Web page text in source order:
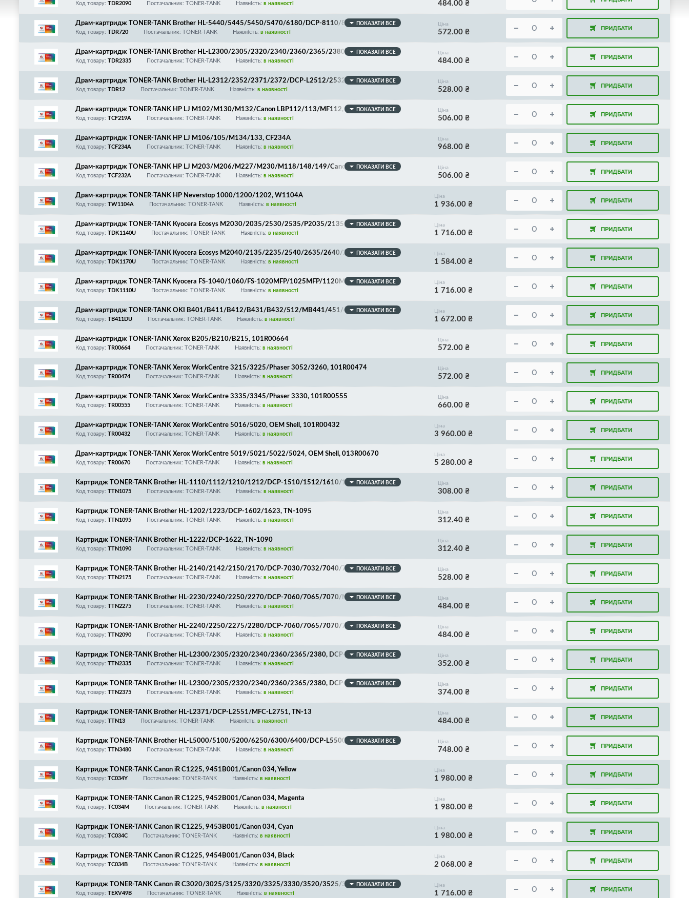
7070, MFC-7290/7360/7362/7460/7470/7860/FAX-2845/2890/2940/2990, DR-2090/2200/2275, Pr
Код товару: TDR2090 Постачальник: TONER-TANK Наявність: в наявності 484.00 ₴
Драм-картридж TONER-TANK Brother HL-5440/5445/5450/5470/6180/DCP-8110/8150/8155/8250/
MFC-8515/8520/8710/8910/8950, DR-3300/3350/3380, Premium Quality!
ПОКАЗАТИ ВСЕ
Код товару: TDR720 Постачальник: TONER-TANK Наявність: в наявності
Ціна
572.00 ₴ ПРИДБАТИ
Драм-картридж TONER-TANK Brother HL-L2300/2305/2320/2340/2360/2365/2380/DCP-L2500/252
0/2540/2560/MFC-L2700/2705/2707/2720/2740, DR-2300/DR-2335
ПОКАЗАТИ ВСЕ
Код товару: TDR2335 Постачальник: TONER-TANK Наявність: в наявності
Ціна
484.00 ₴ ПРИДБАТИ
Драм-картридж TONER-TANK Brother HL-L2312/2352/2371/2372/DCP-L2512/2532/2551/2552/MF
C-L2712/2732/2751/2752, DR-2401
ПОКАЗАТИ ВСЕ
Код товару: TDR12 Постачальник: TONER-TANK Наявність: в наявності
Ціна
528.00 ₴ ПРИДБАТИ
Драм-картридж TONER-TANK HP LJ M102/M130/M132/Canon LBP112/113/MF112, CF219A/Canon 0
49
ПОКАЗАТИ ВСЕ
Код товару: TCF219A Постачальник: TONER-TANK Наявність: в наявності
Ціна
506.00 ₴ ПРИДБАТИ
Драм-картридж TONER-TANK HP LJ M106/105/M134/133, CF234A
Код товару: TCF234A Постачальник: TONER-TANK Наявність: в наявності
Ціна
968.00 ₴ ПРИДБАТИ
Драм-картридж TONER-TANK HP LJ M203/M206/M227/M230/M118/148/149/Canon LBP160/161/1
62/214/MF261/262/263/264/265/266/267/269, CF232A/Canon 051
ПОКАЗАТИ ВСЕ
Код товару: TCF232A Постачальник: TONER-TANK Наявність: в наявності
Ціна
506.00 ₴ ПРИДБАТИ
Драм-картридж TONER-TANK HP Neverstop 1000/1200/1202, W1104A
Код товару: TW1104A Постачальник: TONER-TANK Наявність: в наявності
Ціна
1 936.00 ₴ ПРИДБАТИ
Драм-картридж TONER-TANK Kyocera Ecosys M2030/2035/2530/2535/P2035/2135, FS-1000/1010/1
016/1020/1050/1100/1116/1300/1320/1370/FS-720/820/920, FS-1028MFP/1030MFP/1035MFP/11
Z93060/302LZ93061/302LZ93062, DK-150/DK-160/DK-170/DK-1140
ПОКАЗАТИ ВСЕ
Код товару: TDK1140U Постачальник: TONER-TANK Наявність: в наявності
Ціна
1 716.00 ₴ ПРИДБАТИ
Драм-картридж TONER-TANK Kyocera Ecosys M2040/2135/2235/2540/2635/2640/2735/2835/P204
0/2235, 302RV93010, DK-1170/1180/DK-1150/DK-1160
ПОКАЗАТИ ВСЕ
Код товару: TDK1170U Постачальник: TONER-TANK Наявність: в наявності
Ціна
1 584.00 ₴ ПРИДБАТИ
Драм-картридж TONER-TANK Kyocera FS-1040/1060/FS-1020MFP/1025MFP/1120MFP/1125MFP, 302
M293013/DK-1110
ПОКАЗАТИ ВСЕ
Код товару: TDK1110U Постачальник: TONER-TANK Наявність: в наявності
Ціна
1 716.00 ₴ ПРИДБАТИ
Драм-картридж TONER-TANK OKI B401/B411/B412/B431/B432/512/MB441/451/461/471/472/49
1/492/562, 44574307/44574302
ПОКАЗАТИ ВСЕ
Код товару: TB411DU Постачальник: TONER-TANK Наявність: в наявності
Ціна
1 672.00 ₴ ПРИДБАТИ
Драм-картридж TONER-TANK Xerox B205/B210/B215, 101R00664
Код товару: TR00664 Постачальник: TONER-TANK Наявність: в наявності
Ціна
572.00 ₴ ПРИДБАТИ
Драм-картридж TONER-TANK Xerox WorkCentre 3215/3225/Phaser 3052/3260, 101R00474
Код товару: TR00474 Постачальник: TONER-TANK Наявність: в наявності
Ціна
572.00 ₴ ПРИДБАТИ
Драм-картридж TONER-TANK Xerox WorkCentre 3335/3345/Phaser 3330, 101R00555
Код товару: TR00555 Постачальник: TONER-TANK Наявність: в наявності
Ціна
660.00 ₴ ПРИДБАТИ
Драм-картридж TONER-TANK Xerox WorkCentre 5016/5020, OEM Shell, 101R00432
Код товару: TR00432 Постачальник: TONER-TANK Наявність: в наявності
Ціна
3 960.00 ₴ ПРИДБАТИ
Драм-картридж TONER-TANK Xerox WorkCentre 5019/5021/5022/5024, OEM Shell, 013R00670
Код товару: TR00670 Постачальник: TONER-TANK Наявність: в наявності
Ціна
5 280.00 ₴ ПРИДБАТИ
Картридж TONER-TANK Brother HL-1110/1112/1210/1212/DCP-1510/1512/1610/1612, MFC-1810/
1815/1910/1912/1915/Xerox DocuPrint P115/118/M115/118, CT202137/TN-1075
ПОКАЗАТИ ВСЕ
Код товару: TTN1075 Постачальник: TONER-TANK Наявність: в наявності
Ціна
308.00 ₴ ПРИДБАТИ
Картридж TONER-TANK Brother HL-1202/1223/DCP-1602/1623, TN-1095
Код товару: TTN1095 Постачальник: TONER-TANK Наявність: в наявності
Ціна
312.40 ₴ ПРИДБАТИ
Картридж TONER-TANK Brother HL-1222/DCP-1622, TN-1090
Код товару: TTN1090 Постачальник: TONER-TANK Наявність: в наявності
Ціна
312.40 ₴ ПРИДБАТИ
Картридж TONER-TANK Brother HL-2140/2142/2150/2170/DCP-7030/7032/7040/7045/MFC-7320/
7340/7345/7440/7840/Lenove LJ 2200/2250/Ricoh SP1200, TN-2175/TN-360/TN-2120
ПОКАЗАТИ ВСЕ
Код товару: TTN2175 Постачальник: TONER-TANK Наявність: в наявності
Ціна
528.00 ₴ ПРИДБАТИ
Картридж TONER-TANK Brother HL-2230/2240/2250/2270/DCP-7060/7065/7070/MFC-7360/7860/
FAX-2845/2940, TN-2275
ПОКАЗАТИ ВСЕ
Код товару: TTN2275 Постачальник: TONER-TANK Наявність: в наявності
Ціна
484.00 ₴ ПРИДБАТИ
Картридж TONER-TANK Brother HL-2240/2250/2275/2280/DCP-7060/7065/7070/7057/MFC-7240/
7290/7360/7362/7460/7470/7860/FAX2840/2890/2940/2950, TN-2090
ПОКАЗАТИ ВСЕ
Код товару: TTN2090 Постачальник: TONER-TANK Наявність: в наявності
Ціна
484.00 ₴ ПРИДБАТИ
Картридж TONER-TANK Brother HL-L2300/2305/2320/2340/2360/2365/2380, DCP-L2500/2520/252
5/2540/2560/MFC-L2700/2705/2720/2740/HL-2260, Lenovo 2605D/Fuji Xerox Docuprint M225/228, C
ПОКАЗАТИ ВСЕ
Код товару: TTN2335 Постачальник: TONER-TANK Наявність: в наявності
Ціна
352.00 ₴ ПРИДБАТИ
Картридж TONER-TANK Brother HL-L2300/2305/2320/2340/2360/2365/2380, DCP-L2500/2520/252
5/2540/2560/MFC-L2700/2705/2720/2740/HL-2260, Lenovo 2605D/Fuji Xerox Docuprint M225/228, C
ПОКАЗАТИ ВСЕ
Код товару: TTN2375 Постачальник: TONER-TANK Наявність: в наявності
Ціна
374.00 ₴ ПРИДБАТИ
Картридж TONER-TANK Brother HL-L2371/DCP-L2551/MFC-L2751, TN-13
Код товару: TTN13 Постачальник: TONER-TANK Наявність: в наявності
Ціна
484.00 ₴ ПРИДБАТИ
Картридж TONER-TANK Brother HL-L5000/5100/5200/6250/6300/6400/DCP-L5500/6600/MFC-L57
00/5750/6800/6900, TN-3480
ПОКАЗАТИ ВСЕ
Код товару: TTN3480 Постачальник: TONER-TANK Наявність: в наявності
Ціна
748.00 ₴ ПРИДБАТИ
Картридж TONER-TANK Canon iR C1225, 9451B001/Canon 034, Yellow
Код товару: TC034Y Постачальник: TONER-TANK Наявність: в наявності
Ціна
1 980.00 ₴ ПРИДБАТИ
Картридж TONER-TANK Canon iR C1225, 9452B001/Canon 034, Magenta
Код товару: TC034M Постачальник: TONER-TANK Наявність: в наявності
Ціна
1 980.00 ₴ ПРИДБАТИ
Картридж TONER-TANK Canon iR C1225, 9453B001/Canon 034, Cyan
Код товару: TC034C Постачальник: TONER-TANK Наявність: в наявності
Ціна
1 980.00 ₴ ПРИДБАТИ
Картридж TONER-TANK Canon iR C1225, 9454B001/Canon 034, Black
Код товару: TC034B Постачальник: TONER-TANK Наявність: в наявності
Ціна
2 068.00 ₴ ПРИДБАТИ
Картридж TONER-TANK Canon iR C3020/3025/3125/3320/3325/3330/3520/3525/3530/3120/3125/
3720/3725/3730/3826, C-EXV49/8524B002, Black
ПОКАЗАТИ ВСЕ
Код товару: TEXV49B Постачальник: TONER-TANK Наявність: в наявності
Ціна
1 716.00 ₴ ПРИДБАТИ